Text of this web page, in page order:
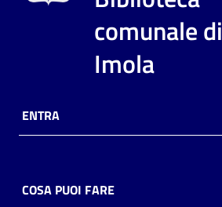
online
comunale di
Imola
ENTRA
COSA PUOI FARE